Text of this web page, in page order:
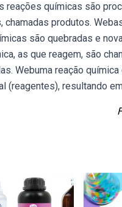
reações químicas são
chamadas produtos.
são quebradas e
as que reagem, são
Webuma reação
(reagentes), resultando